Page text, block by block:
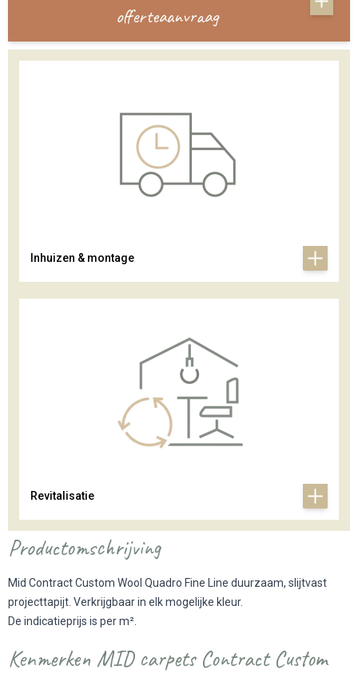
offerteaanvraag
Inhuizen & montage
Revitalisatie
Productomschrijving
Mid Contract Custom Wool Quadro Fine Line duurzaam, slijtvast
projecttapijt. Verkrijgbaar in elk mogelijke kleur.
De indicatieprijs is per m².
Kenmerken MID carpets Contract Custom